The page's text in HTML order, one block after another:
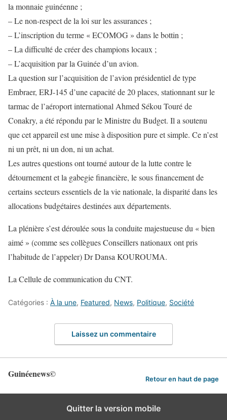
la monnaie guinéenne ;
– Le non-respect de la loi sur les assurances ;
– L’inscription du terme « ECOMOG » dans le bottin ;
– La difficulté de créer des champions locaux ;
– L’acquisition par la Guinée d’un avion.
La question sur l’acquisition de l’avion présidentiel de type
Embraer, ERJ-145 d’une capacité de 20 places, stationnant sur le
tarmac de l’aéroport international Ahmed Sékou Touré de
Conakry, a été répondu par le Ministre du Budget. Il a soutenu
que cet appareil est une mise à disposition pure et simple. Ce n’est
ni un prêt, ni un don, ni un achat.
Les autres questions ont tourné autour de la lutte contre le
détournement et la gabegie financière, le sous financement de
certains secteurs essentiels de la vie nationale, la disparité dans les
allocations budgétaires destinées aux départements.
La plénière s’est déroulée sous la conduite majestueuse du « bien
aimé » (comme ses collègues Conseillers nationaux ont pris
l’habitude de l’appeler) Dr Dansa KOUROUMA.
La Cellule de communication du CNT.
Catégories : À la une, Featured, News, Politique, Société
Laissez un commentaire
Guinéenews© Retour en haut de page
Quitter la version mobile